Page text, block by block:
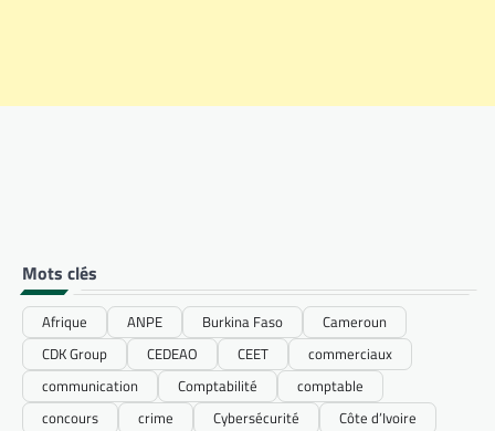
Mots clés
Afrique ANPE Burkina Faso
Cameroun
CDK Group
CEDEAO CEET
commerciaux
communication
Comptabilité
comptable
concours
crime Cybersécurité
Côte d’Ivoire